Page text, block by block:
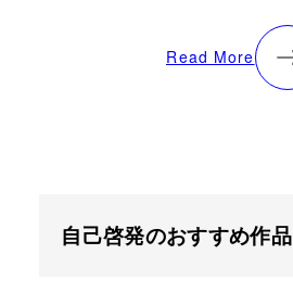
Read More
自己啓発のおすすめ作品